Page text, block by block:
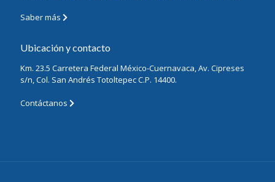
Saber más
Ubicación y contacto
Km. 23.5 Carretera Federal México-Cuernavaca, Av. Cipreses
s/n, Col. San Andrés Totoltepec C.P. 14400.
Contáctanos